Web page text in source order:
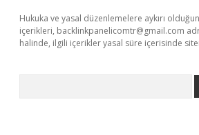
Hukuka ve yasal düzenlemelere aykırı
içerikleri, backlinkpanelicomtr@gmail.com
halinde, ilgili içerikler yasal süre içerisinde